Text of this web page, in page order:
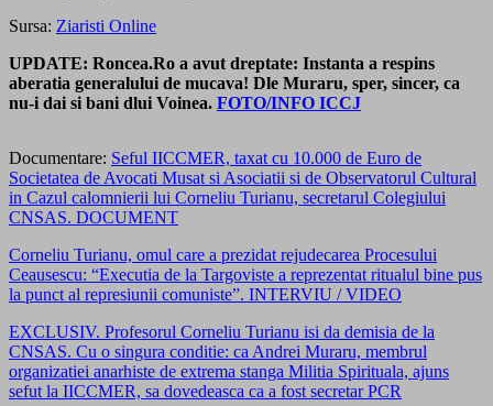
Sursa: Ziaristi Online
UPDATE: Roncea.Ro a avut dreptate: Instanta a respins
aberatia generalului de mucava! Dle Muraru, sper, sincer, ca
nu-i dai si bani dlui Voinea. FOTO/INFO ICCJ
Documentare: Seful IICCMER, taxat cu 10.000 de Euro de
Societatea de Avocati Musat si Asociatii si de Observatorul Cultural
in Cazul calomnierii lui Corneliu Turianu, secretarul Colegiului
CNSAS. DOCUMENT
Corneliu Turianu, omul care a prezidat rejudecarea Procesului
Ceausescu: “Executia de la Targoviste a reprezentat ritualul bine pus
la punct al represiunii comuniste”. INTERVIU / VIDEO
EXCLUSIV. Profesorul Corneliu Turianu isi da demisia de la
CNSAS. Cu o singura conditie: ca Andrei Muraru, membrul
organizatiei anarhiste de extrema stanga Militia Spirituala, ajuns
sefut la IICCMER, sa dovedeasca ca a fost secretar PCR